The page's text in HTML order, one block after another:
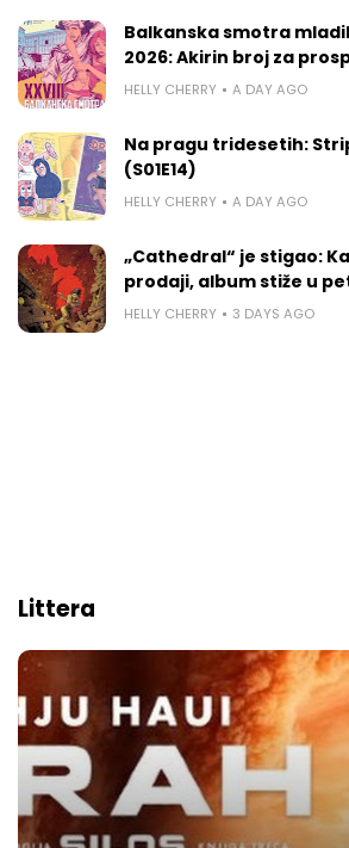
Balkanska smotra
2026: Akirin broj za
HELLY CHERRY A DAY AGO
Na pragu tridesetih:
(S01E14)
HELLY CHERRY A DAY AGO
„Cathedral“ je stigao:
prodaji, album stiže u
HELLY CHERRY 3 DAYS AGO
Littera